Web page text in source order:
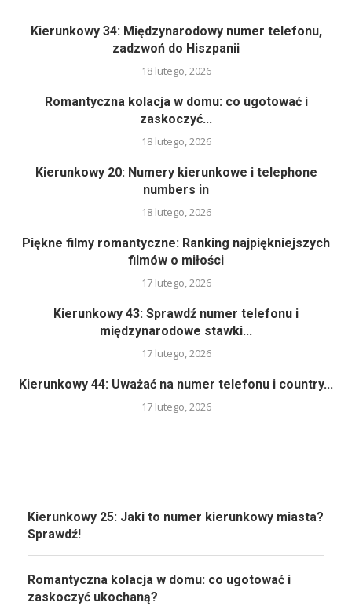
Kierunkowy 34: Międzynarodowy numer telefonu,
zadzwoń do Hiszpanii
18 lutego, 2026
Romantyczna kolacja w domu: co ugotować i
zaskoczyć...
18 lutego, 2026
Kierunkowy 20: Numery kierunkowe i telephone
numbers in
18 lutego, 2026
Piękne filmy romantyczne: Ranking najpiękniejszych
filmów o miłości
17 lutego, 2026
Kierunkowy 43: Sprawdź numer telefonu i
międzynarodowe stawki...
17 lutego, 2026
Kierunkowy 44: Uważać na numer telefonu i country...
17 lutego, 2026
Kierunkowy 25: Jaki to numer kierunkowy miasta?
Sprawdź!
Romantyczna kolacja w domu: co ugotować i
zaskoczyć ukochaną?